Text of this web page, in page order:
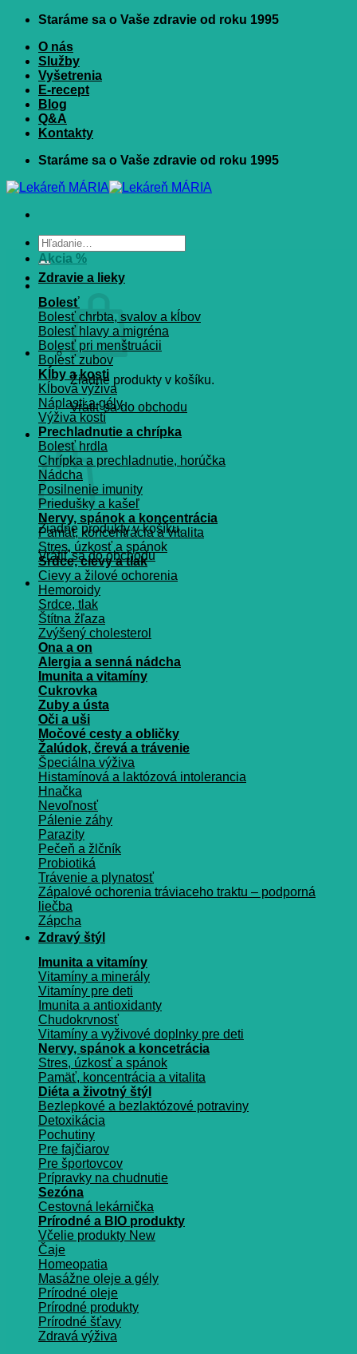
Skip
content
Staráme sa o Vaše zdravie od roku 1995
O nás
Služby
Vyšetrenia
E-recept
Blog
Q&A
Kontakty
Staráme sa o Vaše zdravie od roku 1995
Hľadať:
Žiadne produkty v košíku.
Vrátiť sa do obchodu
Košík
Žiadne produkty v košíku.
Vrátiť sa do obchodu
Akcia %
Zdravie a lieky
Bolesť
Bolesť chrbta, svalov a kĺbov
Bolesť hlavy a migréna
Bolesť pri menštruácii
Bolesť zubov
Kĺby a kosti
Kĺbová výživa
Náplasti a gély
Výživa kostí
Prechladnutie a chrípka
Bolesť hrdla
Chrípka a prechladnutie, horúčka
Nádcha
Posilnenie imunity
Priedušky a kašeľ
Nervy, spánok a koncentrácia
Pamät, koncentrácia a vitalita
Stres, úzkosť a spánok
Srdce, cievy a tlak
Cievy a žilové ochorenia
Hemoroidy
Srdce, tlak
Štítna žľaza
Zvýšený cholesterol
Ona a on
Alergia a senná nádcha
Imunita a vitamíny
Cukrovka
Zuby a ústa
Oči a uši
Močové cesty a obličky
Žalúdok, črevá a trávenie
Špeciálna výživa
Histamínová a laktózová intolerancia
Hnačka
Nevoľnosť
Pálenie záhy
Parazity
Pečeň a žlčník
Probiotiká
Trávenie a plynatosť
Zápalové ochorenia tráviaceho traktu – podporná
liečba
Zápcha
Zdravý štýl
Imunita a vitamíny
Vitamíny a minerály
Vitamíny pre deti
Imunita a antioxidanty
Chudokrvnosť
Vitamíny a vyživové doplnky pre deti
Nervy, spánok a koncetrácia
Stres, úzkosť a spánok
Pamäť, koncentrácia a vitalita
Diéta a životný štýl
Bezlepkové a bezlaktózové potraviny
Detoxikácia
Pochutiny
Pre fajčiarov
Pre športovcov
Prípravky na chudnutie
Sezóna
Cestovná lekárnička
Prírodné a BIO produkty
Včelie produkty
Čaje
Homeopatia
Masážne oleje a gély
Prírodné oleje
Prírodné produkty
Prírodné šťavy
Zdravá výživa